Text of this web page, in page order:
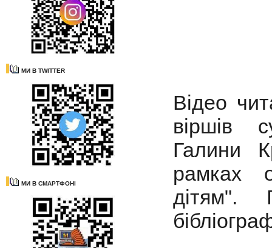
МИ В TWITTER
МИ В СМАРТФОНІ
Відео
віршів
Галини
рамках
дітям".